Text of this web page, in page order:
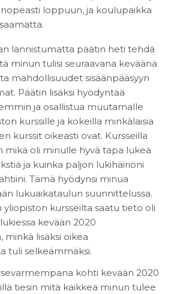
loppuun, ja koulupaikka
lannistumatta päätin heti tehdä
minun tulisi seuraavana keväänä
mahdollisuudet sisäänpääsyyn
Päätin lisäksi hyödyntää
ja osallistua muutamalle
kurssille ja kokeilla minkälaisia
kurssit oikeasti ovat. Kursseilla
mikä oli minulle hyvä tapa lukea
ja kuinka paljon lukihäiriöni
Tämä hyödynsi minua
lukuaikataulun suunnittelussa.
yliopiston kursseilta saatu tieto oli
kevään 2020
minkä lisäksi oikea
tuli selkeämmäksi.
kohti kevään 2020
tiesin mitä kaikkea minun tulee